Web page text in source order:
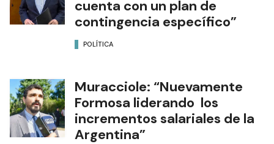
cuenta con un plan de
contingencia específico”
POLÍTICA
Muracciole: “Nuevamente
Formosa liderando los
incrementos salariales de la
Argentina”